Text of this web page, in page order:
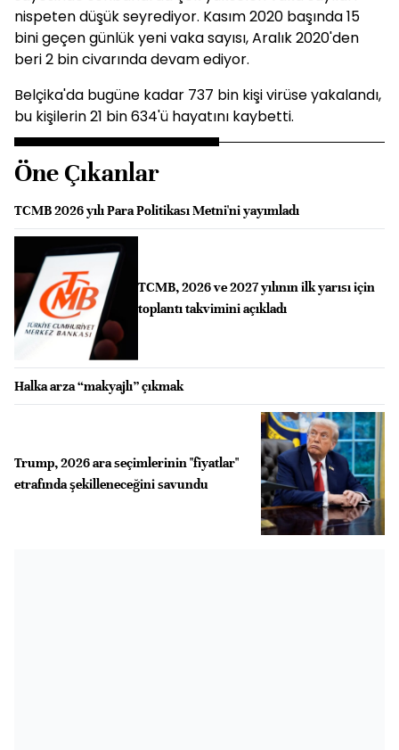
nispeten düşük seyrediyor. Kasım 2020 başında 15
bini geçen günlük yeni vaka sayısı, Aralık 2020'den
beri 2 bin civarında devam ediyor.
Belçika'da bugüne kadar 737 bin kişi virüse yakalandı,
bu kişilerin 21 bin 634'ü hayatını kaybetti.
Öne Çıkanlar
TCMB 2026 yılı Para Politikası Metni'ni yayımladı
TCMB, 2026 ve 2027 yılının ilk yarısı için
toplantı takvimini açıkladı
Halka arza “makyajlı” çıkmak
Trump, 2026 ara seçimlerinin "fiyatlar"
etrafında şekilleneceğini savundu